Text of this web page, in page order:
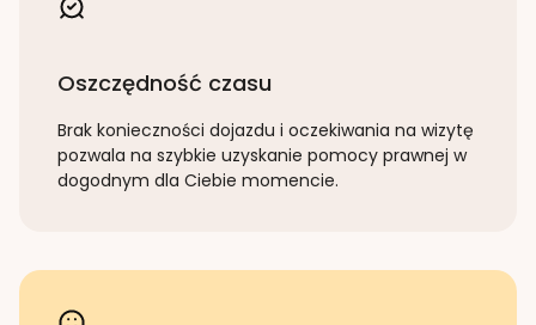
Oszczędność czasu
Brak konieczności dojazdu i oczekiwania na wizytę
pozwala na szybkie uzyskanie pomocy prawnej w
dogodnym dla Ciebie momencie.